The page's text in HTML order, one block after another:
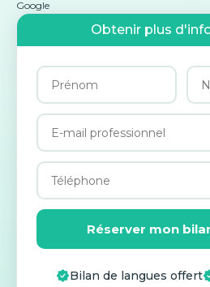
Obtenir plus
Réserver mon
Bilan de langues offert